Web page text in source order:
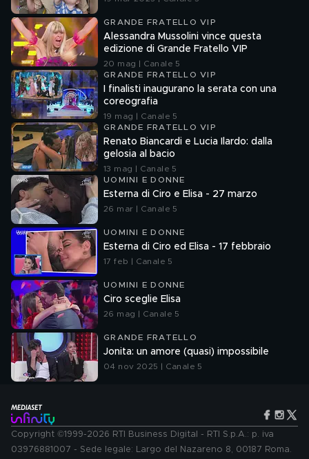
GRANDE FRATELLO VIP
Alessandra Mussolini vince questa
edizione di Grande Fratello VIP
20 mag | Canale 5
GRANDE FRATELLO VIP
I finalisti inaugurano la serata con una
coreografia
19 mag | Canale 5
GRANDE FRATELLO VIP
Renato Biancardi e Lucia Ilardo: dalla
gelosia al bacio
13 mag | Canale 5
UOMINI E DONNE
Esterna di Ciro e Elisa - 27 marzo
26 mar | Canale 5
UOMINI E DONNE
Esterna di Ciro ed Elisa - 17 febbraio
17 feb | Canale 5
UOMINI E DONNE
Ciro sceglie Elisa
26 mag | Canale 5
GRANDE FRATELLO
Jonita: un amore (quasi) impossibile
04 nov 2025 | Canale 5
Copyright ©1999-2026 RTI Business Digital - RTI S.p.A.: p. iva
03976881007 - Sede legale: Largo del Nazareno 8, 00187 Roma.